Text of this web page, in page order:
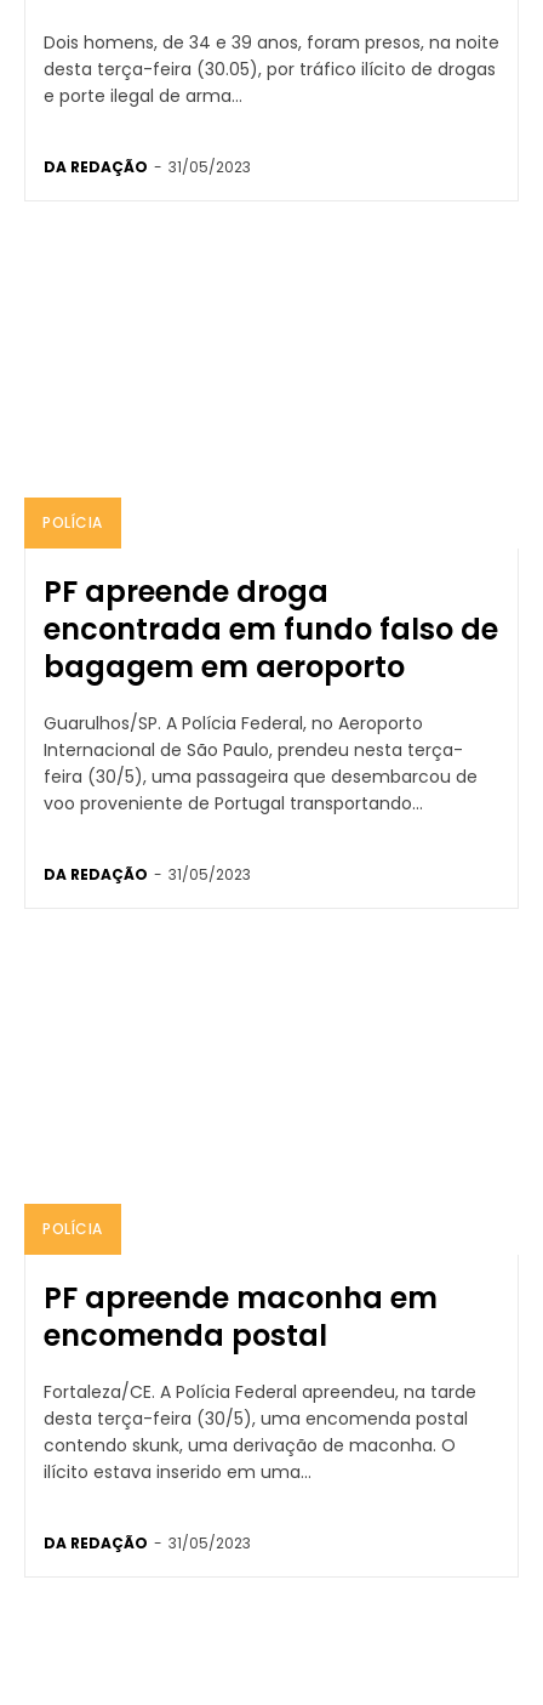
Dois homens, de 34 e 39 anos, foram presos, na noite
desta terça-feira (30.05), por tráfico ilícito de drogas
e porte ilegal de arma...
DA REDAÇÃO - 31/05/2023
POLÍCIA
PF apreende droga
encontrada em fundo falso de
bagagem em aeroporto
Guarulhos/SP. A Polícia Federal, no Aeroporto
Internacional de São Paulo, prendeu nesta terça-
feira (30/5), uma passageira que desembarcou de
voo proveniente de Portugal transportando...
DA REDAÇÃO - 31/05/2023
POLÍCIA
PF apreende maconha em
encomenda postal
Fortaleza/CE. A Polícia Federal apreendeu, na tarde
desta terça-feira (30/5), uma encomenda postal
contendo skunk, uma derivação de maconha. O
ilícito estava inserido em uma...
DA REDAÇÃO - 31/05/2023